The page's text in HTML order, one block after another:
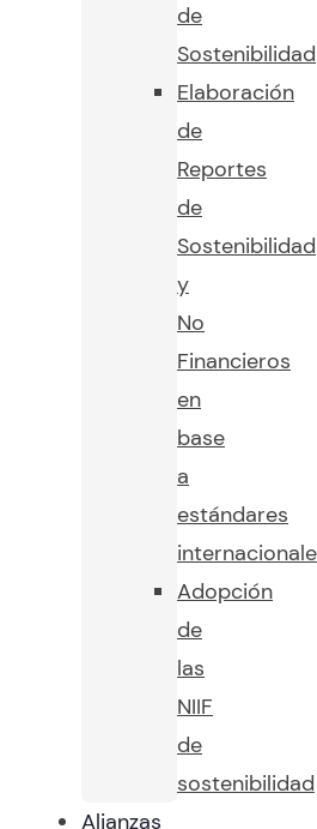
de
Sostenibilidad
Elaboración
de
Reportes
de
Sostenibilidad
y
No
Financieros
en
base
a
estándares
Adopción
de
las
NIIF
de
sostenibilidad
Alianzas